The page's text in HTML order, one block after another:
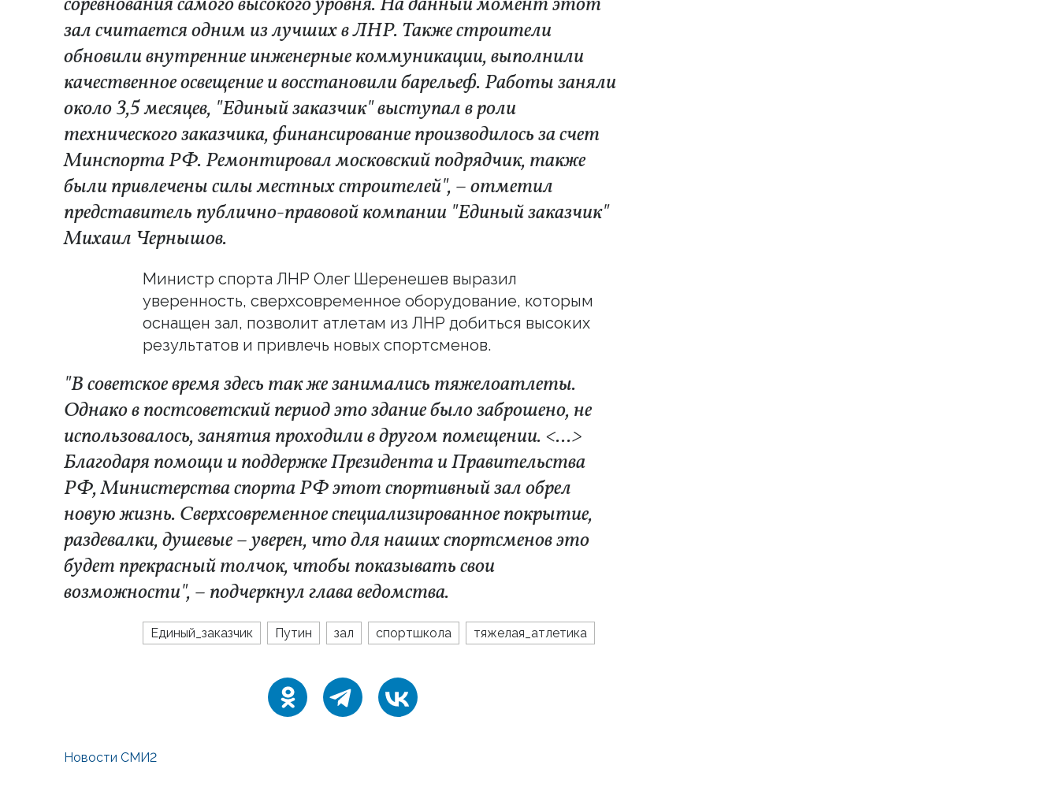
зал считается одним из лучших в ЛНР. Также строители
обновили внутренние инженерные коммуникации, выполнили
качественное освещение и восстановили барельеф. Работы заняли
около 3,5 месяцев, "Единый заказчик" выступал в роли
технического заказчика, финансирование производилось за счет
Минспорта РФ. Ремонтировал московский подрядчик, также
были привлечены силы местных строителей", – отметил
представитель публично-правовой компании "Единый заказчик"
Михаил Чернышов.
Министр спорта ЛНР Олег Шеренешев выразил
уверенность, сверхсовременное оборудование, которым
оснащен зал, позволит атлетам из ЛНР добиться высоких
результатов и привлечь новых спортсменов.
"В советское время здесь так же занимались тяжелоатлеты.
Однако в постсоветский период это здание было заброшено, не
использовалось, занятия проходили в другом помещении. <...>
Благодаря помощи и поддержке Президента и Правительства
РФ, Министерства спорта РФ этот спортивный зал обрел
новую жизнь. Сверхсовременное специализированное покрытие,
раздевалки, душевые – уверен, что для наших спортсменов это
будет прекрасный толчок, чтобы показывать свои
возможности", – подчеркнул глава ведомства.
Единый_заказчик Путин зал спортшкола тяжелая_атлетика
Новости СМИ2